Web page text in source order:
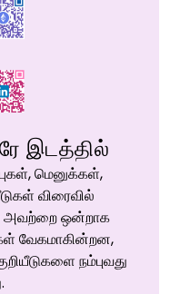
இடத்தில்
மெனுக்கள்,
விரைவில்
அவற்றை ஒன்றாக
வேகமாகின்றன,
நம்புவது